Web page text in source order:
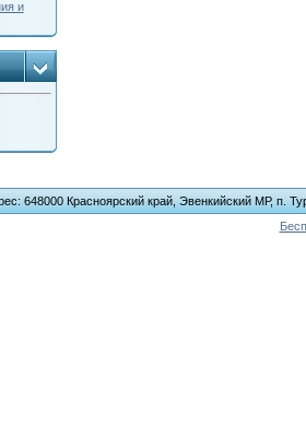
и
648000 Красноярский край, Эвенкийский МР, п.